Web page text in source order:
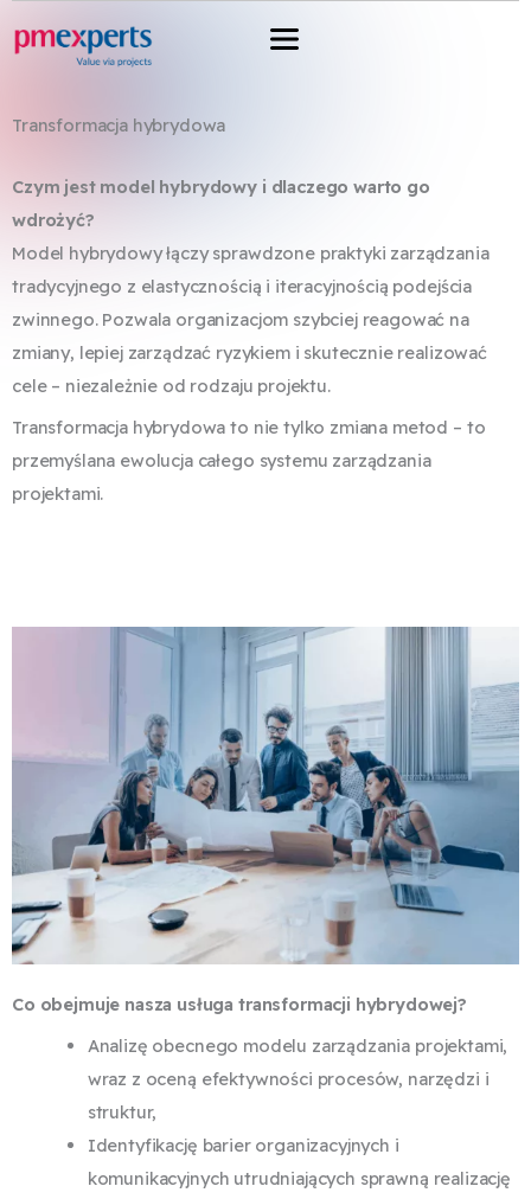
do
Transformacja hybrydowa
Czym jest model hybrydowy i dlaczego warto go
wdrożyć?
Model hybrydowy łączy sprawdzone praktyki zarządzania
tradycyjnego z elastycznością i iteracyjnością podejścia
zwinnego. Pozwala organizacjom szybciej reagować na
zmiany, lepiej zarządzać ryzykiem i skutecznie realizować
cele – niezależnie od rodzaju projektu.
Transformacja hybrydowa to nie tylko zmiana metod – to
przemyślana ewolucja całego systemu zarządzania
projektami.
Co obejmuje nasza usługa transformacji hybrydowej?
Analizę obecnego modelu zarządzania projektami,
wraz z oceną efektywności procesów, narzędzi i
struktur,
Identyfikację barier organizacyjnych i
komunikacyjnych utrudniających sprawną realizację